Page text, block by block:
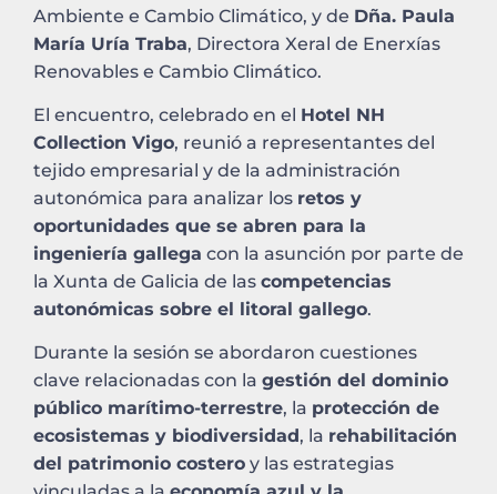
Ambiente e Cambio Climático, y de Dña. Paula
María Uría Traba, Directora Xeral de Enerxías
Renovables e Cambio Climático.
El encuentro, celebrado en el Hotel NH
Collection Vigo, reunió a representantes del
tejido empresarial y de la administración
autonómica para analizar los retos y
oportunidades que se abren para la
ingeniería gallega con la asunción por parte de
la Xunta de Galicia de las competencias
autonómicas sobre el litoral gallego.
Durante la sesión se abordaron cuestiones
clave relacionadas con la gestión del dominio
público marítimo-terrestre, la protección de
ecosistemas y biodiversidad , la rehabilitación
del patrimonio costero y las estrategias